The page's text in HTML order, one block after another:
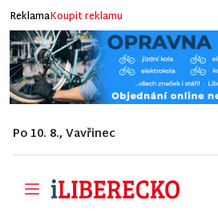
ReklamaKoupit reklamu
Po 10. 8., Vavřinec